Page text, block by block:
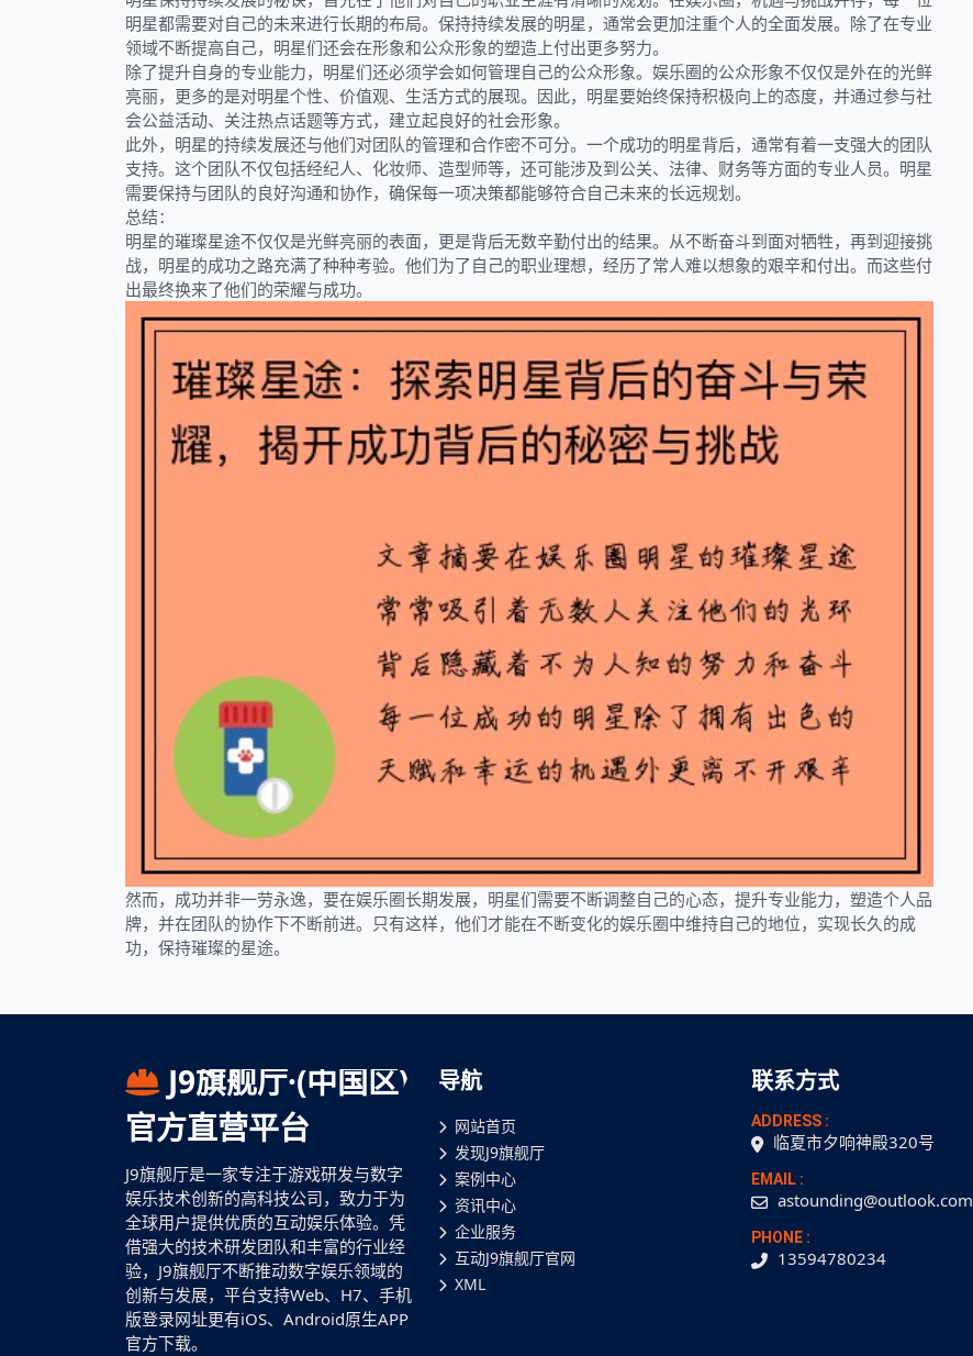
明星都需要对自己的未来进行长期的布局。保持持续发展的明星，通常会更加注重个人的全面发展。除了在专业
领域不断提高自己，明星们还会在形象和公众形象的塑造上付出更多努力。
除了提升自身的专业能力，明星们还必须学会如何管理自己的公众形象。娱乐圈的公众形象不仅仅是外在的光鲜
亮丽，更多的是对明星个性、价值观、生活方式的展现。因此，明星要始终保持积极向上的态度，并通过参与社
会公益活动、关注热点话题等方式，建立起良好的社会形象。
此外，明星的持续发展还与他们对团队的管理和合作密不可分。一个成功的明星背后，通常有着一支强大的团队
支持。这个团队不仅包括经纪人、化妆师、造型师等，还可能涉及到公关、法律、财务等方面的专业人员。明星
需要保持与团队的良好沟通和协作，确保每一项决策都能够符合自己未来的长远规划。
总结：
明星的璀璨星途不仅仅是光鲜亮丽的表面，更是背后无数辛勤付出的结果。从不断奋斗到面对牺牲，再到迎接挑
战，明星的成功之路充满了种种考验。他们为了自己的职业理想，经历了常人难以想象的艰辛和付出。而这些付
出最终换来了他们的荣耀与成功。
然而，成功并非一劳永逸，要在娱乐圈长期发展，明星们需要不断调整自己的心态，提升专业能力，塑造个人品
牌，并在团队的协作下不断前进。只有这样，他们才能在不断变化的娱乐圈中维持自己的地位，实现长久的成
功，保持璀璨的星途。
J9旗舰厅·(中国区)
官方直营平台
J9旗舰厅是一家专注于游戏研发与数字
娱乐技术创新的高科技公司，致力于为
全球用户提供优质的互动娱乐体验。凭
借强大的技术研发团队和丰富的行业经
验，J9旗舰厅不断推动数字娱乐领域的
创新与发展，平台支持Web、H7、手机
版登录网址更有iOS、Android原生APP
官方下载。
导航
网站首页
发现J9旗舰厅
案例中心
资讯中心
企业服务
互动J9旗舰厅官网
XML
联系方式
ADDRESS :
临夏市夕响神殿320号
EMAIL :
astounding@outlook.com
PHONE :
13594780234